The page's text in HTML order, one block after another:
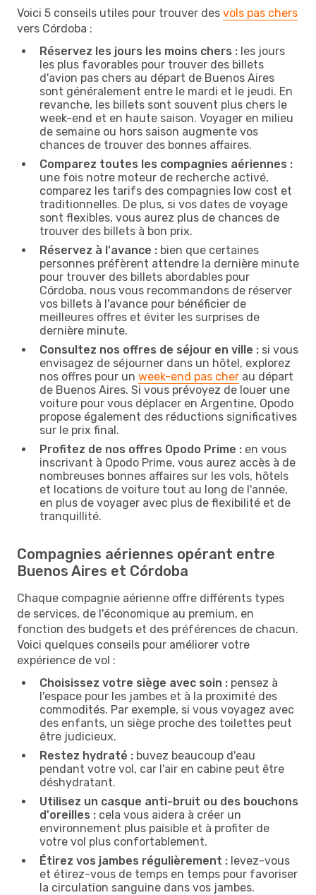
Voici 5 conseils utiles pour trouver des vols pas chers
vers Córdoba :
Réservez les jours les moins chers : les jours
les plus favorables pour trouver des billets
d'avion pas chers au départ de Buenos Aires
sont généralement entre le mardi et le jeudi. En
revanche, les billets sont souvent plus chers le
week-end et en haute saison. Voyager en milieu
de semaine ou hors saison augmente vos
chances de trouver des bonnes affaires.
Comparez toutes les compagnies aériennes :
une fois notre moteur de recherche activé,
comparez les tarifs des compagnies low cost et
traditionnelles. De plus, si vos dates de voyage
sont flexibles, vous aurez plus de chances de
trouver des billets à bon prix.
Réservez à l'avance : bien que certaines
personnes préfèrent attendre la dernière minute
pour trouver des billets abordables pour
Córdoba, nous vous recommandons de réserver
vos billets à l'avance pour bénéficier de
meilleures offres et éviter les surprises de
dernière minute.
Consultez nos offres de séjour en ville : si vous
envisagez de séjourner dans un hôtel, explorez
nos offres pour un week-end pas cher au départ
de Buenos Aires. Si vous prévoyez de louer une
voiture pour vous déplacer en Argentine, Opodo
propose également des réductions significatives
sur le prix final.
Profitez de nos offres Opodo Prime : en vous
inscrivant à Opodo Prime, vous aurez accès à de
nombreuses bonnes affaires sur les vols, hôtels
et locations de voiture tout au long de l'année,
en plus de voyager avec plus de flexibilité et de
tranquillité.
Compagnies aériennes opérant entre
Buenos Aires et Córdoba
Chaque compagnie aérienne offre différents types
de services, de l'économique au premium, en
fonction des budgets et des préférences de chacun.
Voici quelques conseils pour améliorer votre
expérience de vol :
Choisissez votre siège avec soin : pensez à
l'espace pour les jambes et à la proximité des
commodités. Par exemple, si vous voyagez avec
des enfants, un siège proche des toilettes peut
être judicieux.
Restez hydraté : buvez beaucoup d'eau
pendant votre vol, car l'air en cabine peut être
déshydratant.
Utilisez un casque anti-bruit ou des bouchons
d'oreilles : cela vous aidera à créer un
environnement plus paisible et à profiter de
votre vol plus confortablement.
Étirez vos jambes régulièrement : levez-vous
et étirez-vous de temps en temps pour favoriser
la circulation sanguine dans vos jambes.